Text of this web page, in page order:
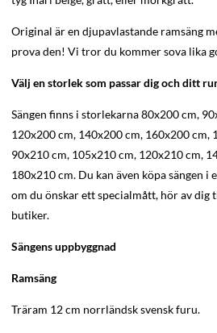
Original är en djupavlastande ramsäng
prova den! Vi tror du kommer sova lika
Välj en storlek som passar dig och ditt
Sängen finns i storlekarna 80x200 cm,
120x200 cm, 140x200 cm, 160x200 cm,
90x210 cm, 105x210 cm, 120x210 cm,
180x210 cm. Du kan även köpa sängen i
om du önskar ett specialmått, hör av dig
butiker.
Sängens uppbyggnad
Ramsäng
Träram 12 cm norrländsk svensk furu.